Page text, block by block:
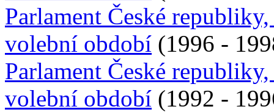
Parlament České
volební období (1996 -
Parlament České
volební období (1992 -